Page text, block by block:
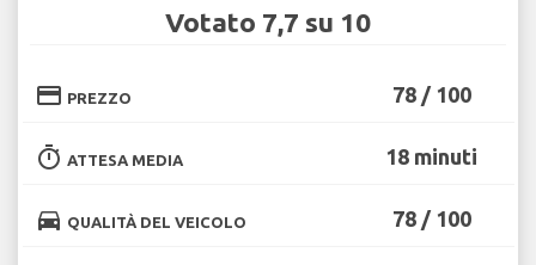
Votato 7,7 su 10
credit_card PREZZO 78 / 100
timer ATTESA MEDIA 18 minuti
directions_car QUALITÀ DEL VEICOLO 78 / 100